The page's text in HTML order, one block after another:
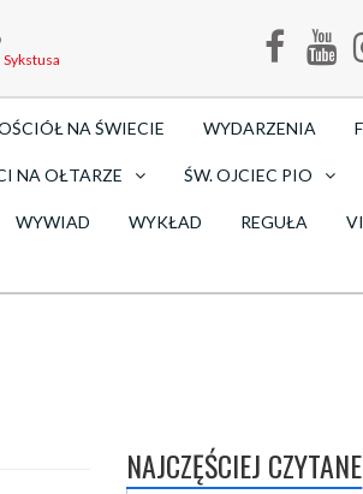
NA ŚWIECIE WYDARZENIA
NA OŁTARZE ŚW. OJCIEC PIO
WYWIAD WYKŁAD REGUŁA
NAJCZĘŚCIEJ CZYTANE